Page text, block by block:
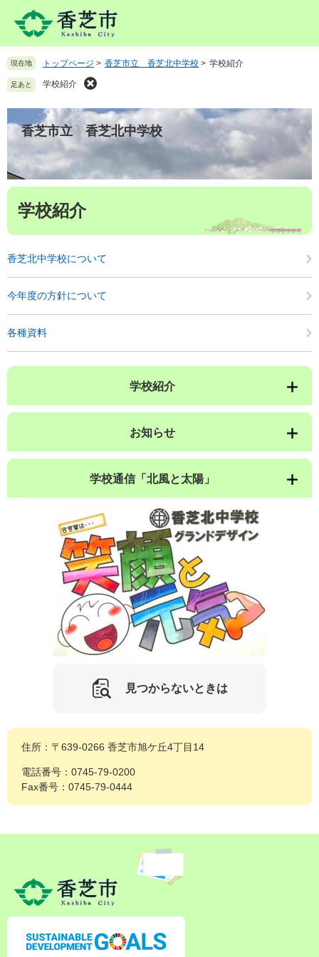
先
頭
す
。
を
飛
し
て
本
へ
現在地 トップページ > 香芝市立 香芝北中学校 > 学校紹介
足あと 学校紹介
香芝市立 香芝北中学校
本
学校紹介
香芝北中学校について
今年度の方針について
各種資料
学校紹介
お知らせ
学校通信「北風と太陽」
見つからないときは
住所：〒639-0266 香芝市旭ケ丘4丁目14
電話番号：0745-79-0200
Fax番号：0745-79-0444